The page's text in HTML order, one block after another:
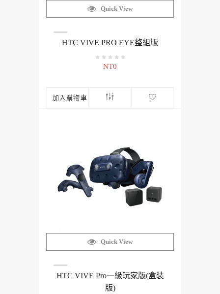
Quick View
HTC VIVE PRO EYE整組版
NT0
加入購物車
Quick View
HTC VIVE Pro一級玩家版(盒裝
版)